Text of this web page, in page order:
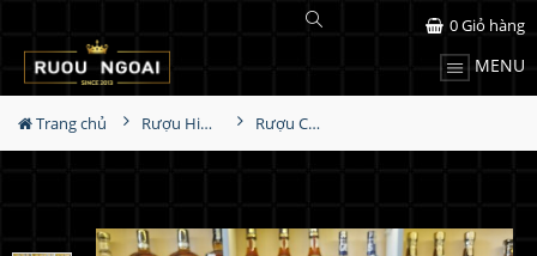
MENU
0Giỏ hàng
Trang chủ Rượu Hiếm - Cũ Rượu Camus L'elegant